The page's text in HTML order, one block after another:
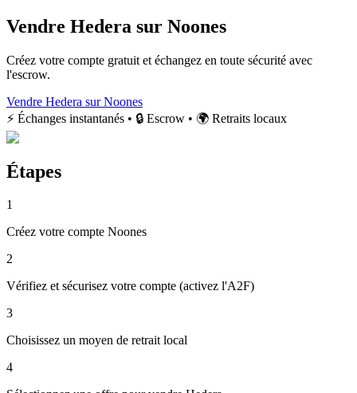
Vendre Hedera sur Noones
Créez votre compte gratuit et échangez en toute sécurité avec
l'escrow.
Vendre Hedera sur Noones
⚡ Échanges instantanés • 🔒 Escrow • 🌍 Retraits locaux
Étapes
1
Créez votre compte Noones
2
Vérifiez et sécurisez votre compte (activez l'A2F)
3
Choisissez un moyen de retrait local
4